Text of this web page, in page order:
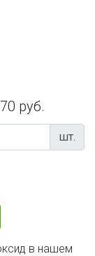
руб.
шт.
в нашем